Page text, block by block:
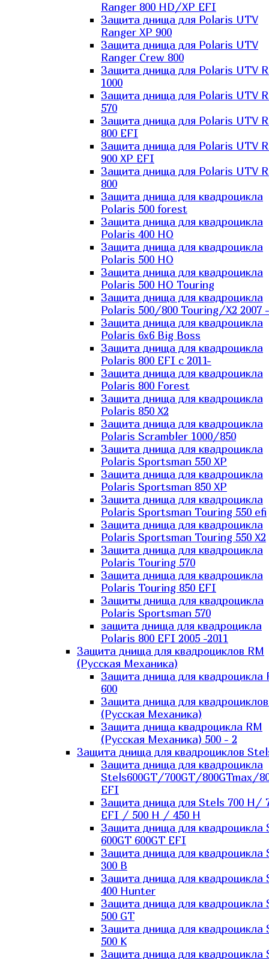
Ranger 800 HD/XP EFI
Защита днища для Polaris UTV
Ranger XP 900
Защита днища для Polaris UTV
Ranger Сrew 800
Защита днища для Polaris UTV
1000
Защита днища для Polaris UTV
570
Защита днища для Polaris UTV
800 EFI
Защита днища для Polaris UTV
900 XP EFI
Защита днища для Polaris UTV
800
Защита днища для квадроцикла
Polaris 500 forest
Защита днища для квадроцикла
Polaris 400 HO
Защита днища для квадроцикла
Polaris 500 HO
Защита днища для квадроцикла
Polaris 500 HO Touring
Защита днища для квадроцикла
Polaris 500/800 Touring/X2 2007 -
Защита днища для квадроцикла
Polaris 6х6 Big Boss
Защита днища для квадроцикла
Polaris 800 EFI с 2011-
Защита днища для квадроцикла
Polaris 800 Forest
Защита днища для квадроцикла
Polaris 850 X2
Защита днища для квадроцикла
Polaris Scrambler 1000/850
Защита днища для квадроцикла
Polaris Sportsman 550 XP
Защита днища для квадроцикла
Polaris Sportsman 850 XP
Защита днища для квадроцикла
Polaris Sportsman Touring 550 efi
Защита днища для квадроцикла
Polaris Sportsman Touring 550 X2
Защита днища для квадроцикла
Polaris Touring 570
Защита днища для квадроцикла
Polaris Touring 850 EFI
Защиты днища для квадроцикла
Polaris Sportsman 570
защита днища для квадроцикла
Polaris 800 EFI 2005 -2011
Защита днища для квадроциклов RM
(Русская Механика)
Защита днища для квадроцикла
600
Защита днища для
(Русская Механика)
Защита днища квадроцикла RM
(Русская Механика) 500 - 2
Защита днища для квадроциклов
Защита днища для квадроцикла
Stels600GT/700GT/800GTmax/
EFI
Защита днища для Stels 700 H/
EFI / 500 H / 450 H
Защита днища для квадроцикла
600GT 600GT EFI
Защита днища для квадроцикла
300 B
Защита днища для квадроцикла
400 Hunter
Защита днища для квадроцикла
500 GT
Защита днища для квадроцикла
500 K
Защита днища для квадроцикла